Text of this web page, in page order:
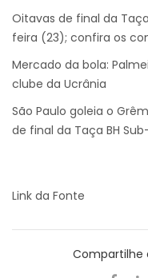
Oitavas de final da
feira (23); confira os
Mercado da bola:
clube da Ucrânia
São Paulo goleia o
de final da Taça BH
Link da Fonte
Compartilhe